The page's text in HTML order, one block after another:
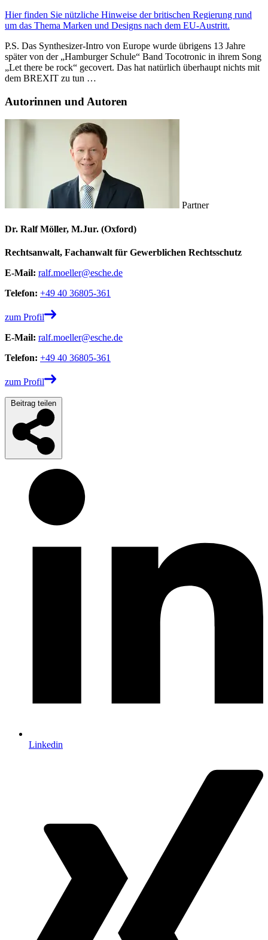
Hier finden Sie nützliche Hinweise der britischen Regierung rund
um das Thema Marken und Designs nach dem EU-Austritt.
P.S. Das Synthesizer-Intro von Europe wurde übrigens 13 Jahre
später von der „Hamburger Schule“ Band Tocotronic in ihrem Song
„Let there be rock“ gecovert. Das hat natürlich überhaupt nichts mit
dem BREXIT zu tun …
Autorinnen und Autoren
Partner
Dr. Ralf Möller, M.Jur. (Oxford)
Rechtsanwalt, Fachanwalt für Gewerblichen Rechtsschutz
E-Mail: ralf.moeller@esche.de
Telefon: +49 40 36805-361
zum Profil
E-Mail: ralf.moeller@esche.de
Telefon: +49 40 36805-361
zum Profil
Beitrag teilen
Linkedin